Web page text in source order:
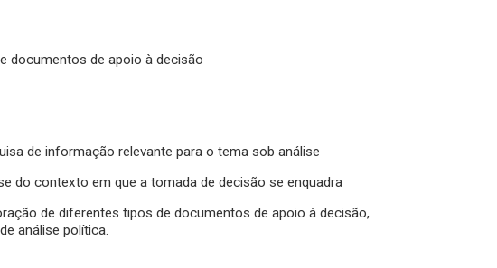
documentos de apoio à decisão
de informação relevante para o tema sob análise
do contexto em que a tomada de decisão se enquadra
de diferentes tipos de documentos de apoio à decisão,
análise política.